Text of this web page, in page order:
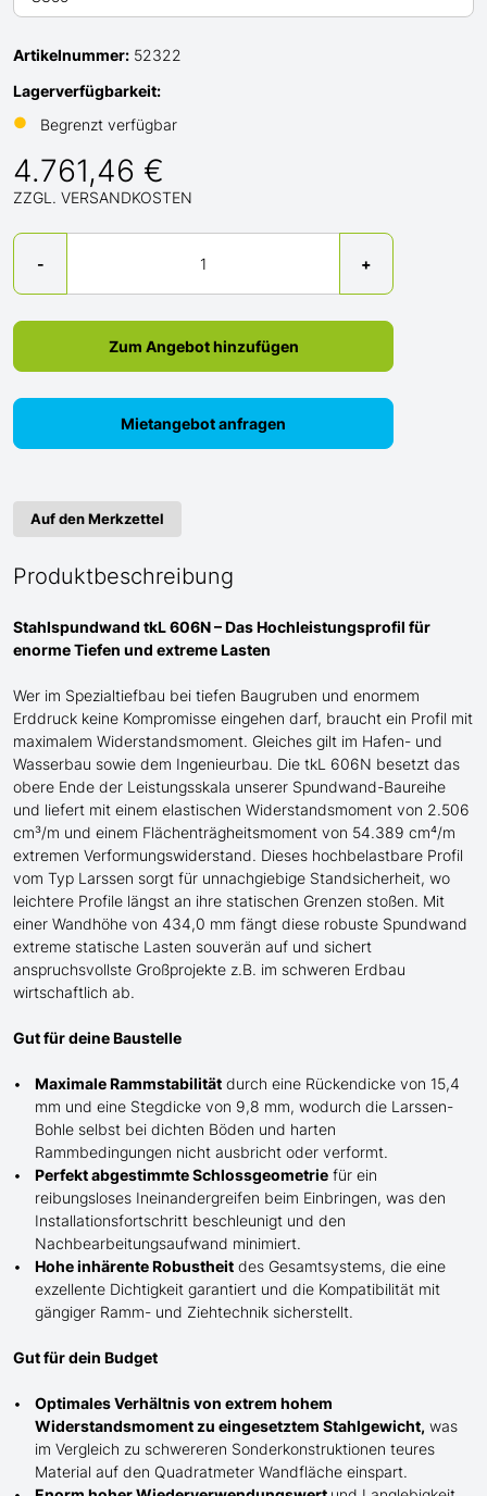
Artikelnummer: 52322
Lagerverfügbarkeit:
●
Begrenzt verfügbar
4.761,46 €
ZZGL. VERSANDKOSTEN
-
Menge
+
Zum Angebot hinzufügen
Mietangebot anfragen
Auf den Merkzettel
Produktbeschreibung
Stahlspundwand tkL 606N – Das Hochleistungsprofil für
enormeTiefen und extreme Lasten
Wer im Spezialtiefbau bei tiefen Baugruben und enormem
Erddruck keine Kompromisse eingehen darf, braucht ein Profil mit
maximalem Widerstandsmoment. Gleiches gilt im Hafen- und
Wasserbau sowie dem Ingenieurbau. Die tkL 606N besetzt das
obere Ende der Leistungsskala unserer Spundwand-Baureihe
und liefert mit einem elastischen Widerstandsmoment von 2.506
cm³/m und einem Flächenträgheitsmoment von 54.389 cm⁴/m
extremen Verformungswiderstand. Dieses hochbelastbare Profil
vom Typ Larssen sorgt für unnachgiebige Standsicherheit, wo
leichtere Profile längst an ihre statischen Grenzen stoßen. Mit
einer Wandhöhe von 434,0 mm fängt diese robuste Spundwand
extreme statische Lasten souverän auf und sichert
anspruchsvollste Großprojekte z.B. im schweren Erdbau
wirtschaftlich ab.
Gut für deine Baustelle
Maximale Rammstabilität durch eine Rückendicke von 15,4
mm und eine Stegdicke von 9,8 mm, wodurch die Larssen-
Bohle selbst bei dichten Böden und harten
Rammbedingungen nicht ausbricht oder verformt.
Perfekt abgestimmte Schlossgeometrie für ein
reibungsloses Ineinandergreifen beim Einbringen, was den
Installationsfortschritt beschleunigt und den
Nachbearbeitungsaufwand minimiert.
Hohe inhärente Robustheit des Gesamtsystems, die eine
exzellente Dichtigkeit garantiert und die Kompatibilität mit
gängiger Ramm- und Ziehtechnik sicherstellt.
Gut für dein Budget
Optimales Verhältnis von extrem hohem
Widerstandsmoment zu eingesetztem Stahlgewicht, was
im Vergleich zu schwereren Sonderkonstruktionen teures
Material auf den Quadratmeter Wandfläche einspart.